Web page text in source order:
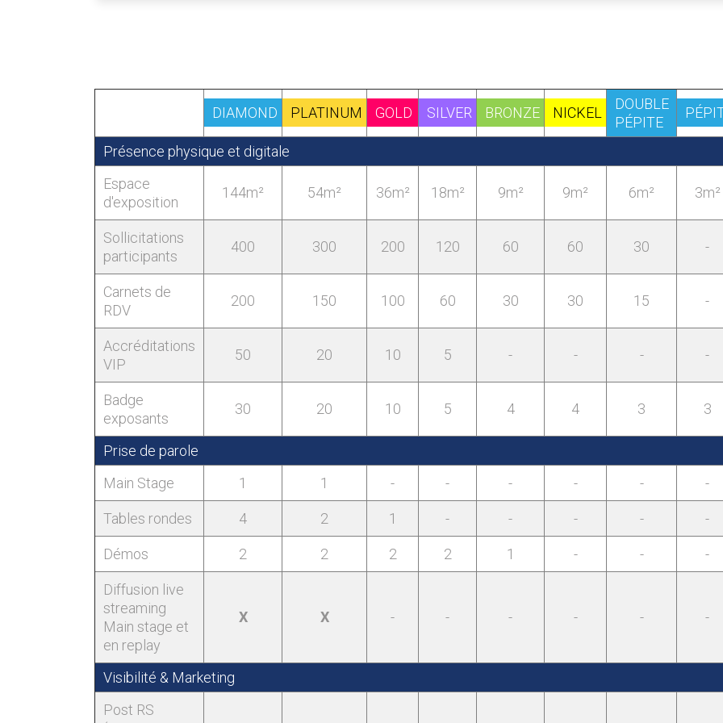
DIAMOND PLATINUM GOLD SILVER BRONZE NICKEL
DOUBLE
PÉPITE
Présence physique et digitale
Espace
d'exposition
144m² 54m² 36m² 18m² 9m² 9m² 6m² 3m²
Sollicitations
participants
400 300 200 120 60 60 30 -
Carnets de
RDV
200 150 100 60 30 30 15 -
Accréditations
VIP
50 20 10 5 - - - -
Badge
exposants
30 20 10 5 4 4 3 3
Prise de parole
Main Stage
1 1 - - - - - -
Tables rondes 4 2 1 - - - - -
Démos 2 2 2 2 1 - - -
Diffusion live
streaming
Main stage et
en replay
X X - - - - - -
Visibilité & Marketing
Post RS